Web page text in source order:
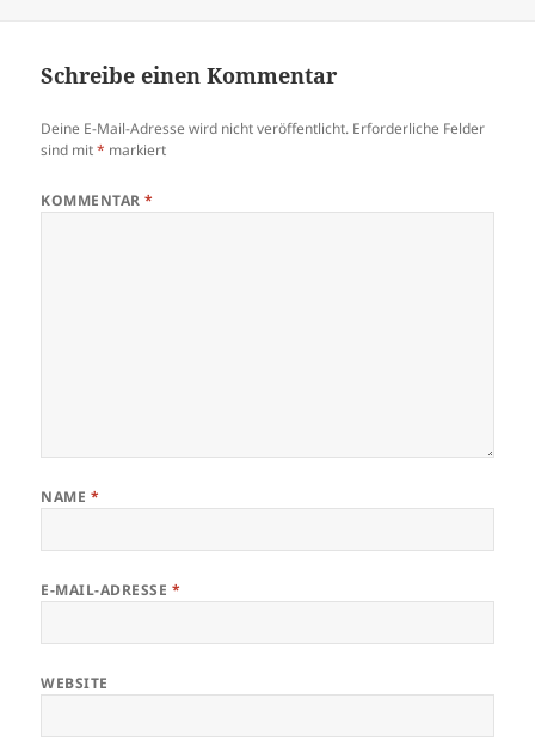
Schreibe einen Kommentar
Deine E-Mail-Adresse wird nicht veröffentlicht. Erforderliche Felder
sind mit* markiert
KOMMENTAR*
NAME *
E-MAIL-ADRESSE *
WEBSITE